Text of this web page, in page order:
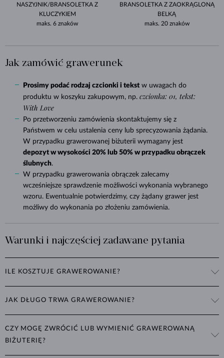
NASZYJNIK/BRANSOLETKA Z
KLUCZYKIEM
maks. 6 znaków
BRANSOLETKA Z ZAOKRĄGLONĄ
BELKĄ
maks. 20 znaków
Jak zamówić grawerunek
Prosimy podać rodzaj czcionki i tekstw uwagach do
produktu w koszyku zakupowym, np. czcionka: 01, tekst:
With Love
Po przetworzeniu zamówienia skontaktujemy się z
Państwem w celu ustalenia ceny lub sprecyzowania żądania.
W przypadku grawerowanej biżuterii wymagany jest
depozyt w wysokości 20% lub 50% w przypadku obrączek
ślubnych.
W przypadku grawerowania obrączek zalecamy
wcześniejsze sprawdzenie możliwości wykonania wybranego
wzoru. Ewentualnie potwierdzimy, czy żądany grawer jest
możliwy do wykonania po złożeniu zamówienia.
Warunki i najczęściej zadawane pytania
ILE KOSZTUJE GRAWEROWANIE?
biżuterii ceny wahają się w granicy 95–188 zł za maksymalnie 6
znaków i 188–370 zł za ponad 6 znaków. Dokładne ceny zostaną
podane po przetworzeniu zamówienia. W przypadku grawerowanych
zamówień wymagany jest depozyt w wysokości 20% (lub 50% w
JAK DŁUGO TRWA GRAWEROWANIE?
obrączki ślubne w ciągu 4 tygodni.
CZY MOGĘ ZWRÓCIĆ LUB WYMIENIĆ GRAWEROWANĄ
BIŻUTERIĘ?